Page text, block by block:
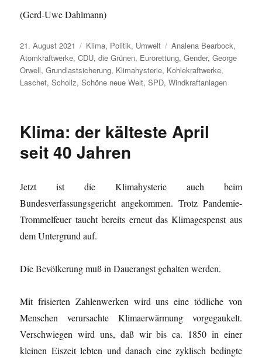
(Gerd-Uwe Dahlmann)
Veröffentlicht
am
21. August 2021 Kategorien
Klima, Politik, Umwelt Schlagwörter
Analena Bearbock,
Atomkraftwerke,CDU,die Grünen, Eurorettung,Gender,George
Orwell,Grundlastsicherung, Klimahysterie, Kohlekraftwerke,
Laschet,Schollz,Schöne neue Welt,SPD,Windkraftanlagen
Klima: der kälteste April
seit 40 Jahren
Jetzt ist die Klimahysterie auch beim
Bundesverfassungsgericht angekommen. Trotz Pandemie-
Trommelfeuer taucht bereits erneut das Klimagespenst aus
dem Untergrund auf.
Die Bevölkerung muß in Dauerangst gehalten werden.
Mit frisierten Zahlenwerken wird uns eine tödliche von
Menschen verursachte Klimaerwärmung vorgegaukelt.
Verschwiegen wird uns, daß wir bis ca. 1850 in einer
kleinen Eiszeit lebten und danach eine zyklisch bedingte